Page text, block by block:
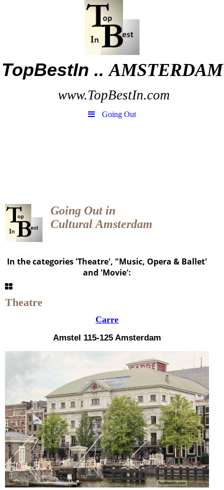
TopBestIn ..AMSTERDAM
www.TopBestIn.com
Going Out
Going Out in
CulturalAmsterdam
In the categories 'Theatre', "Music, Opera & Ballet'
and 'Movie':
Theatre
Carre
Amstel 115-125 Amsterdam